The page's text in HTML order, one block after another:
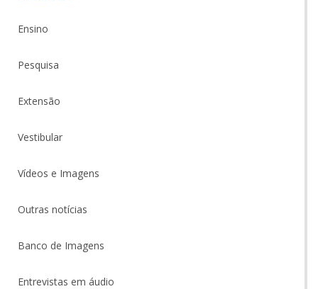
Ensino
Pesquisa
Extensão
Vestibular
Vídeos e Imagens
Outras notícias
Banco de Imagens
Entrevistas em áudio